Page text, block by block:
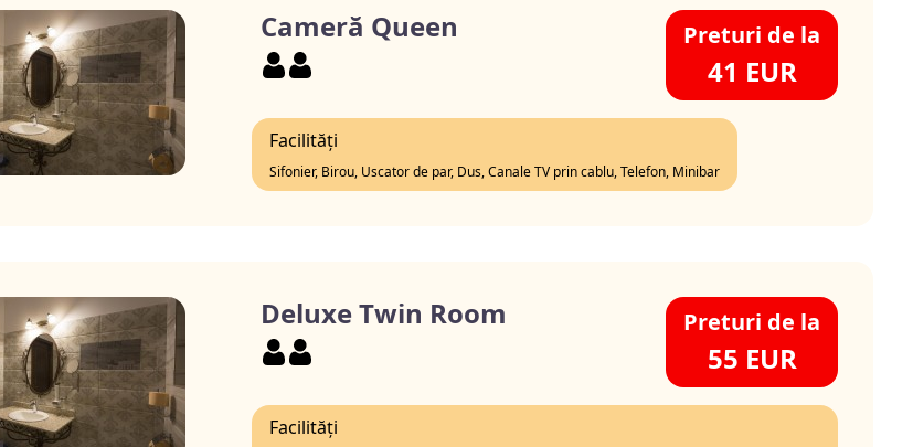
Cameră Queen Preturi de la
41 EUR
Facilități
Sifonier, Birou, Uscator de par, Dus, Canale TV prin cablu, Telefon, Minibar
Deluxe Twin Room Preturi de la
55 EUR
Facilități